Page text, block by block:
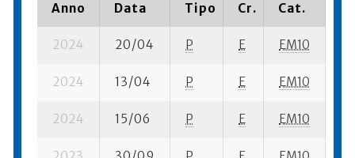
Anno Data Tipo Cr. Cat.
2024 20/04 P E EM10
2024 13/04 P E EM10
2024 15/06 P E EM10